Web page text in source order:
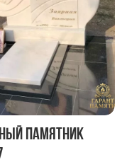
гранита
гранита
памятник